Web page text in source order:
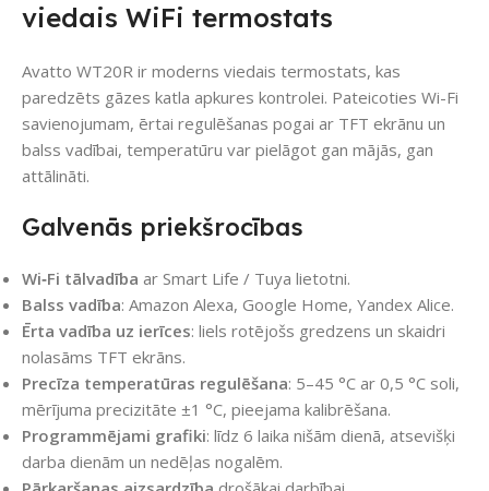
viedais WiFi termostats
Avatto WT20R ir moderns viedais termostats, kas
paredzēts gāzes katla apkures kontrolei. Pateicoties Wi-Fi
savienojumam, ērtai regulēšanas pogai ar TFT ekrānu un
balss vadībai, temperatūru var pielāgot gan mājās, gan
attālināti.
Galvenās priekšrocības
Wi‑Fi tālvadība ar Smart Life / Tuya lietotni.
Balss vadība: Amazon Alexa, Google Home, Yandex Alice.
Ērta vadība uz ierīces: liels rotējošs gredzens un skaidri
nolasāms TFT ekrāns.
Precīza temperatūras regulēšana: 5–45 °C ar 0,5 °C soli,
mērījuma precizitāte ±1 °C, pieejama kalibrēšana.
Programmējami grafiki: līdz 6 laika nišām dienā, atsevišķi
darba dienām un nedēļas nogalēm.